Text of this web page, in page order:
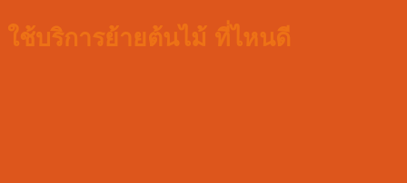
ใช้บริการย้ายต้นไม้ ที่ไหนดี